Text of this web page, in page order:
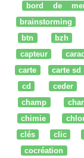
bord de
brainstorming
btn
bzh
capteur
carte
carte sd
cd
ceder
champ
chimie
clés
clic
cocréation